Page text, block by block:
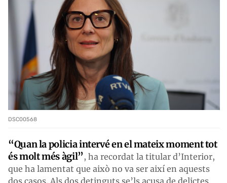
DSC00568
“Quan la policia intervé en el mateix moment tot
és molt més àgil”, ha recordat la titular d’Interior,
que ha lamentat que això no va ser així en aquests